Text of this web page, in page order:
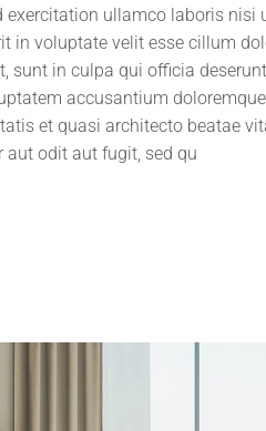
ullamco laboris nisi
in voluptate velit esse cillum
sunt in culpa qui officia
accusantium
et quasi architecto beatae
odit aut fugit, sed qu